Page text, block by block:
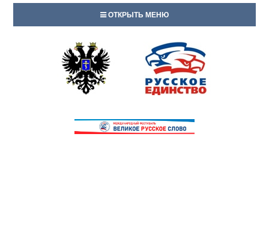
ОТКРЫТЬ МЕНЮ